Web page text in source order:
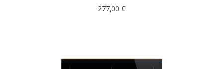
277,00 €